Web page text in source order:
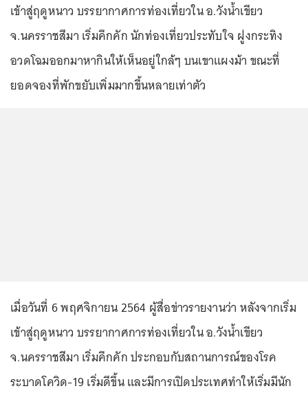
เข้าสู่ฤดูหนาว บรรยากาศการท่องเที่ยวใน อ.วังน้ำเขียว
จ.นครราชสีมา เริ่มคึกคัก นักท่องเที่ยวประทับใจ ฝูงกระทิง
อวดโฉมออกมาหากินให้เห็นอยู่ใกล้ๆ บนเขาแผงม้า ขณะที่
ยอดจองที่พักขยับเพิ่มมากขึ้นหลายเท่าตัว
เมื่อวันที่ 6 พฤศจิกายน 2564 ผู้สื่อข่าวรายงานว่า หลังจากเริ่ม
เข้าสู่ฤดูหนาว บรรยากาศการท่องเที่ยวใน อ.วังน้ำเขียว
จ.นครราชสีมา เริ่มคึกคัก ประกอบกับสถานการณ์ของโรค
ระบาดโควิด-19 เริ่มดีขึ้น และมีการเปิดประเทศทำให้เริ่มมีนัก